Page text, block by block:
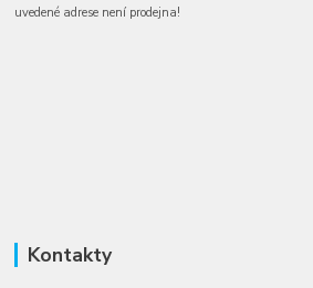
uvedené adrese není prodejna!
Kontakty